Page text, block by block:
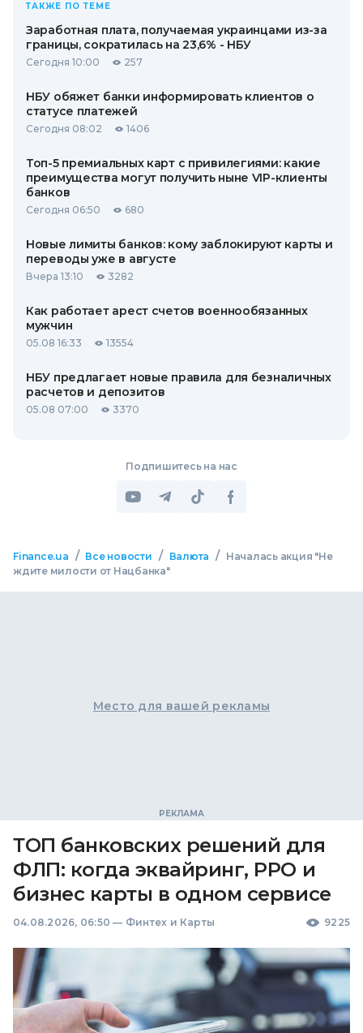
ТАКЖЕ ПО ТЕМЕ
Заработная плата, получаемая украинцами из-за
границы, сократилась на 23,6% - НБУ
Сегодня 10:00 257
НБУ обяжет банки информировать клиентов о
статусе платежей
Сегодня 08:02 1406
Топ-5 премиальных карт с привилегиями: какие
преимущества могут получить ныне VIP-клиенты
банков
Сегодня 06:50 680
Новые лимиты банков: кому заблокируют карты и
переводы уже в августе
Вчера 13:10 3282
Как работает арест счетов военнообязанных
мужчин
05.08 16:33 13554
НБУ предлагает новые правила для безналичных
расчетов и депозитов
05.08 07:00 3370
Подпишитесь на нас
Finance.ua / Все новости / Валюта /
Началась акция "Не
ждите милости от Нацбанка"
Место для вашей рекламы
ТОП банковских решений для
ФЛП: когда эквайринг, РРО и
бизнес карты в одном сервисе
04.08.2026, 06:50 — Финтех и Карты 9225